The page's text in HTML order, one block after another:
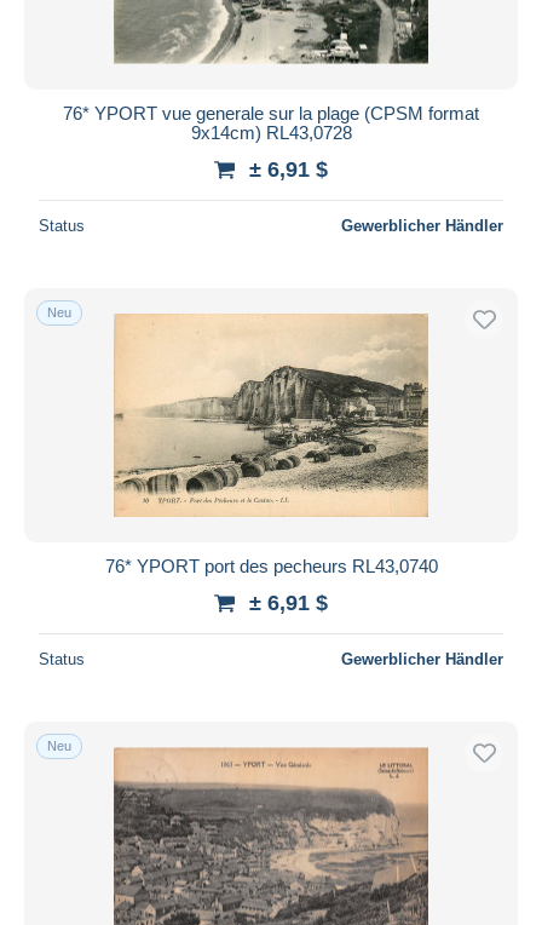
76* YPORT vue generale sur la plage (CPSM format
9x14cm) RL43,0728
± 6,91 $
Status Gewerblicher Händler
Neu
76* YPORT port des pecheurs RL43,0740
± 6,91 $
Status Gewerblicher Händler
Neu